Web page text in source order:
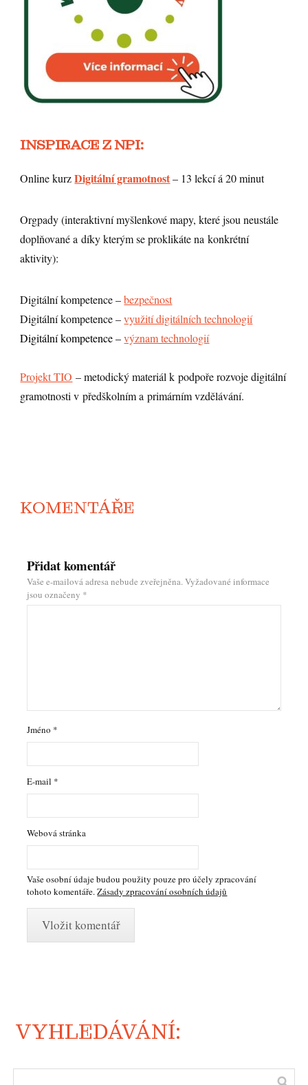
INSPIRACE Z NPI:
Online kurzDigitální gramotnost– 13 lekcí á 20 minut
Orgpady (interaktivní myšlenkové mapy, které jsou neustále
doplňované a díky kterým se proklikáte na konkrétní
aktivity):
Digitální kompetence –bezpečnost
Digitální kompetence –využití digitálních technologií
Digitální kompetence –význam technologií
Projekt TIO – metodický materiál k podpoře rozvoje digitální
gramotnosti v předškolním a primárním vzdělávání.
KOMENTÁŘE
Přidat komentář
Vaše e-mailová adresa nebude zveřejněna. Vyžadované informace
jsou označeny *
Jméno *
E-mail *
Webová stránka
Vaše osobní údaje budou použity pouze pro účely zpracování
tohoto komentáře. Zásady zpracování osobních údajů
VYHLEDÁVÁNÍ: